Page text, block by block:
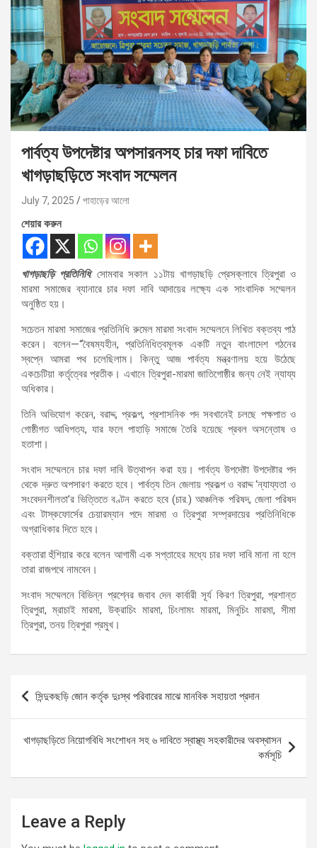
পার্বত্য উপদেষ্টার অপসারনসহ চার দফা দাবিতে
খাগড়াছড়িতে সংবাদ সম্মেলন
July 7, 2025 পাহাড়ের আলো
শেয়ার করুন
খাগড়াছড়ি প্রতিনিধি: সোমবার সকাল ১১টায় খাগড়াছড়ি প্রেসক্লাবে ত্রিপুরা ও
মারমা সমাজের ব্যানারে চার দফা দাবি আদায়ের লক্ষ্যে এক সাংবাদিক সম্মেলন
অনুষ্ঠিত হয়।
সচেতন মারমা সমাজের প্রতিনিধি রুমেল মারমা সংবাদ সম্মেলনে লিখিত বক্তব্য পাঠ
করেন। বলেন—“বৈষম্যহীন, প্রতিনিধিত্বমূলক একটি নতুন বাংলাদেশ গঠনের
স্বপ্নে আমরা পথ চলেছিলাম। কিন্তু আজ পার্বত্য মন্ত্রণালয় হয়ে উঠেছে
একচেটিয়া কর্তৃত্বের প্রতীক। এখানে ত্রিপুরা-মারমা জাতিগোষ্ঠীর জন্য নেই ন্যায্য
অধিকার।
তিনি অভিযোগ করেন, বরাদ্দ, প্রকল্প, প্রশাসনিক পদ সবখানেই চলছে পক্ষপাত ও
গোষ্ঠীগত আধিপত্য, যার ফলে পাহাড়ি সমাজে তৈরি হয়েছে প্রবল অসন্তোষ ও
হতাশা।
সংবাদ সম্মেলনে চার দফা দাবি উত্থাপন করা হয়। পার্বত্য উপদেষ্টা উপদেষ্টার পদ
থেকে দ্রুত অপসারণ করতে হবে। পার্বত্য তিন জেলায় প্রকল্প ও বরাদ্দ ‘ন্যায্যতা ও
সংবেদনশীলতা’র ভিত্তিতে বণ্টন করতে হবে (চার.) আঞ্চলিক পরিষদ, জেলা পরিষদ
এবং টাস্কফোর্সের চেয়ারম্যান পদে মারমা ও ত্রিপুরা সম্প্রদায়ের প্রতিনিধিকে
অগ্রাধিকার দিতে হবে।
বক্তারা হুঁশিয়ার করে বলেন আগামী এক সপ্তাহের মধ্যে চার দফা দাবি মানা না হলে
তারা রাজপথে নামবেন।
সংবাদ সম্মেলনে বিভিন্ন প্রশ্নের জবাব দেন কার্বারী সূর্য কিরণ ত্রিপুরা, প্রশান্ত
ত্রিপুরা, ম্রাচাই মারমা, উক্রাচিং মারমা, চিংলামং মারমা, মিনুচিং মারমা, সীমা
ত্রিপুরা, তনয় ত্রিপুরা প্রমুখ।
Post
navigation
সিন্দুকছড়ি জোন কর্তৃক দুঃস্থ পরিবারের মাঝে মানবিক সহায়তা প্রদান
খাগড়াছড়িতে নিয়োগবিধি সংশোধন সহ ৬ দাবিতে স্বাস্থ্য সহকারীদের অবস্থাসন
কর্মসূচি
Leave a Reply